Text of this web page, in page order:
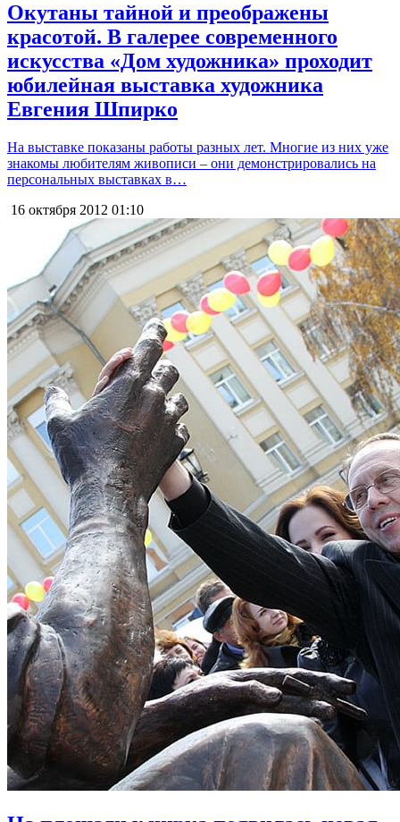
Окутаны тайной и преображены
красотой. В галерее современного
искусства «Дом художника» проходит
юбилейная выставка художника
Евгения Шпирко
На выставке показаны работы разных лет. Многие из них уже
знакомы любителям живописи – они демонстрировались на
персональных выставках в…
16 октября 2012 01:10